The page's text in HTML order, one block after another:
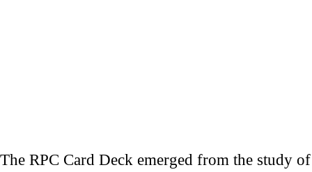
The RPC Card Deck emerged from the study